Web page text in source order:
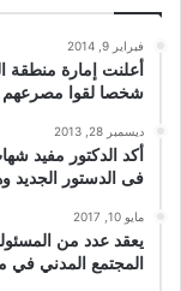
فبراير 9, 2014
شخصا لقوا مصرعهم وأصيب 130 آخرون
ديسمبر 28, 2013
أكد الدكتور مفيد
فى الدستور الجديد وهى المادة 93
مايو 10, 2017
يعقد عدد من
المجتمع المدني في